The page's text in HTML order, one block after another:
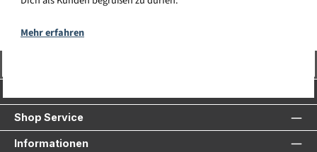
Mehr erfahren
Shop Service
Informationen